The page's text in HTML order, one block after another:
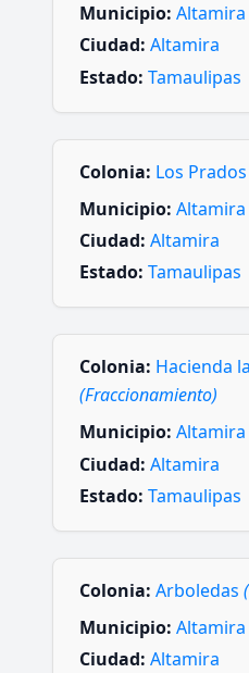
Municipio: Altamira
Ciudad: Altamira
Estado: Tamaulipas
Colonia: Los Prados
Municipio: Altamira
Ciudad: Altamira
Estado: Tamaulipas
Colonia: Hacienda
(Fraccionamiento)
Municipio: Altamira
Ciudad: Altamira
Estado: Tamaulipas
Colonia: Arboledas
Municipio: Altamira
Ciudad: Altamira